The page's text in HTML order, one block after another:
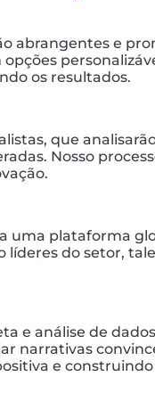
abrangentes e
os resultados.
que
Nosso
uma plataforma
do setor,
e análise de
narrativas
e